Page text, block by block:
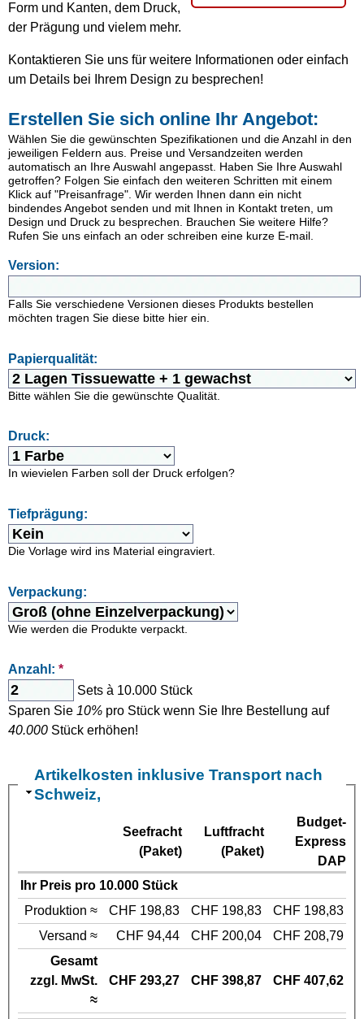
Form und Kanten, dem Druck,
der Prägung und vielem mehr.
Kontaktieren Sie uns für weitere Informationen oder einfach
um Details bei Ihrem Design zu besprechen!
Erstellen Sie sich online Ihr Angebot:
Wählen Sie die gewünschten Spezifikationen und die Anzahl in den
jeweiligen Feldern aus. Preise und Versandzeiten werden
automatisch an Ihre Auswahl angepasst. Haben Sie Ihre Auswahl
getroffen? Folgen Sie einfach den weiteren Schritten mit einem
Klick auf "Preisanfrage". Wir werden Ihnen dann ein nicht
bindendes Angebot senden und mit Ihnen in Kontakt treten, um
Design und Druck zu besprechen. Brauchen Sie weitere Hilfe?
Rufen Sie uns einfach an oder schreiben eine kurze E-mail.
Version:
Falls Sie verschiedene Versionen dieses Produkts bestellen
möchten tragen Sie diese bitte hier ein.
Papierqualität:
Bitte wählen Sie die gewünschte Qualität.
Druck:
In wievielen Farben soll der Druck erfolgen?
Tiefprägung:
Die Vorlage wird ins Material eingraviert.
Verpackung:
Wie werden die Produkte verpackt.
Anzahl: *
Sets à 10.000 Stück
Sparen Sie 10% pro Stück wenn Sie Ihre Bestellung auf
40.000 Stück erhöhen!
Artikelkosten inklusive Transport nach
Schweiz,
Seefracht
(Paket)
Luftfracht
(Paket)
Budget-
Express
DAP
Ihr Preis pro 10.000 Stück
Produktion ≈
CHF 198,83 CHF 198,83
CHF 198,83
Versand ≈
CHF 94,44 CHF 200,04
CHF 208,79
Gesamt
zzgl. MwSt.
≈
CHF 293,27 CHF 398,87 CHF 407,62